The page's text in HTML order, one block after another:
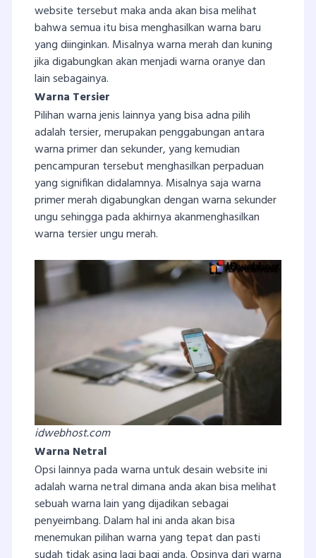
website tersebut maka anda akan bisa melihat
bahwa semua itu bisa menghasilkan warna baru
yang diinginkan. Misalnya warna merah dan kuning
jika digabungkan akan menjadi warna oranye dan
lain sebagainya.
Warna Tersier
Pilihan warna jenis lainnya yang bisa adna pilih
adalah tersier, merupakan penggabungan antara
warna primer dan sekunder, yang kemudian
pencampuran tersebut menghasilkan perpaduan
yang signifikan didalamnya. Misalnya saja warna
primer merah digabungkan dengan warna sekunder
ungu sehingga pada akhirnya akanmenghasilkan
warna tersier ungu merah.
idwebhost.com
Warna Netral
Opsi lainnya pada warna untuk desain website ini
adalah warna netral dimana anda akan bisa melihat
sebuah warna lain yang dijadikan sebagai
penyeimbang. Dalam hal ini anda akan bisa
menemukan pilihan warna yang tepat dan pasti